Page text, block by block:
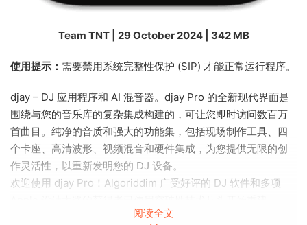
Team TNT | 29 October 2024 | 342 MB
使用提示： 需要禁用系统完整性保护 (SIP) 才能正常运行程序。
djay – DJ 应用程序和 AI 混音器。djay Pro 的全新现代界面是
围绕与您的音乐库的复杂集成构建的，可让您即时访问数百万
首曲目。纯净的音质和强大的功能集，包括现场制作工具、四
个卡座、高清波形、视频混音和硬件集成，为您提供无限的创
作灵活性，以重新发明您的 DJ 设备。
欢迎使用 djay Pro！Algoriddim 广受好评的 DJ 软件和多项
NEURAL MIX™ 2.0、Crossfader Fusion™、Fluid Beatgrid™。
阅读全文